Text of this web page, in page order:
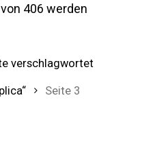
406 werden
verschlagwortet
Seite 3